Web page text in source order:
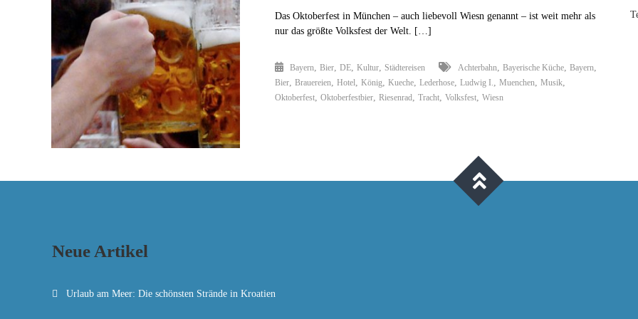
is!
München
Das Oktoberfest in München – auch liebevoll Wiesn genannt – ist weit mehr als
nur das größte Volksfest der Welt. […]
Bayern ,Bier ,DE ,Kultur Städtereisen Achterbahn ,Bayerische Küche ,Bayern
Bier ,Brauereien ,Hotel ,König ,Kueche ,Lederhose ,Ludwig I. ,Muenchen ,Musik
Oktoberfest ,Oktoberfestbier ,Riesenrad ,Tracht ,Volksfest ,Wiesn
Neue Artikel
Urlaub am Meer: Die schönsten Strände in Kroatien